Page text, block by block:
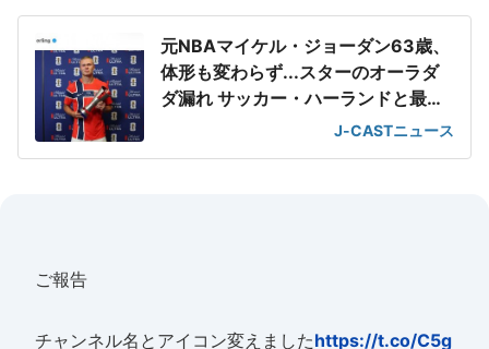
元NBAマイケル・ジョーダン63歳、
体形も変わらず...スターのオーラダ
ダ漏れ サッカー・ハーランドと最強
J-CASTニュース
ご報告
チャンネル名とアイコン変えましたhttps://t.co/C5g